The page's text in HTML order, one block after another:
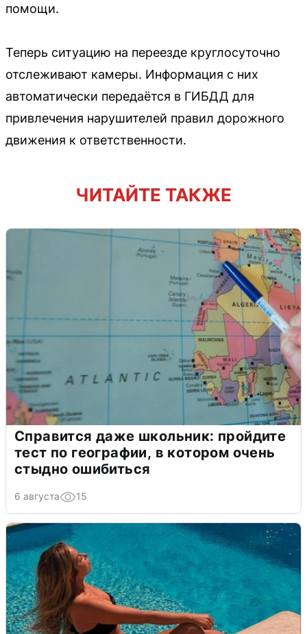
помощи.
Теперь ситуацию на переезде круглосуточно
отслеживают камеры. Информация с них
автоматически передаётся в ГИБДД для
привлечения нарушителей правил дорожного
движения к ответственности.
ЧИТАЙТЕ ТАКЖЕ
Справится даже школьник: пройдите
тест по географии, в котором очень
стыдно ошибиться
6 августа 15